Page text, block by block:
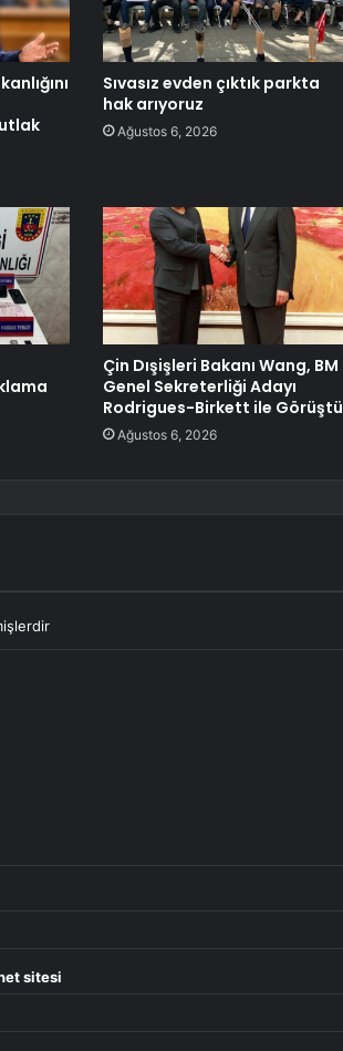
Sıvasız evden çıktık parkta
hak arıyoruz
Ağustos 6, 2026
Çin Dışişleri Bakanı Wang, BM
Genel Sekreterliği Adayı
Rodrigues-Birkett ile Görüştü
Ağustos 6, 2026
sitesi